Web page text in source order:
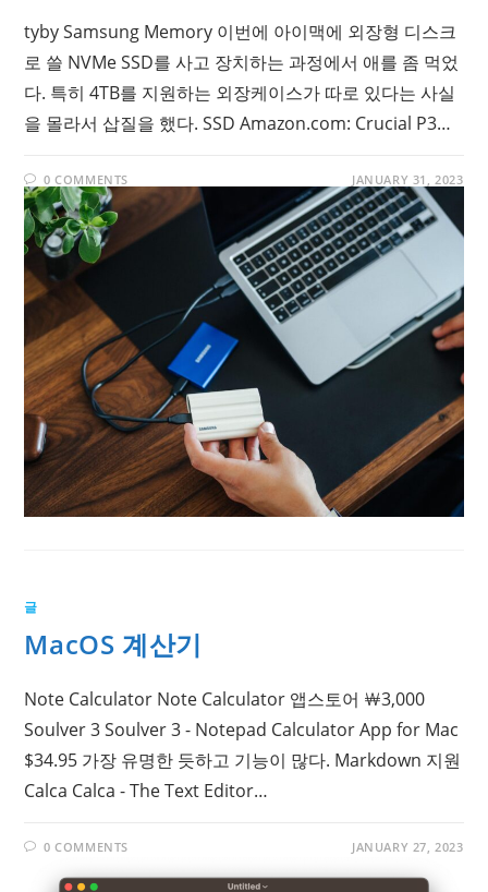
tyby Samsung Memory 이번에 아이맥에 외장형 디스크
로 쓸 NVMe SSD를 사고 장치하는 과정에서 애를 좀 먹었
다. 특히 4TB를 지원하는 외장케이스가 따로 있다는 사실
을 몰라서 삽질을 했다. SSD Amazon.com: Crucial P3…
0 COMMENTS JANUARY 31, 2023
글
MacOS 계산기
Note Calculator Note Calculator 앱스토어 ￦3,000
Soulver 3 Soulver 3 - Notepad Calculator App for Mac
$34.95 가장 유명한 듯하고 기능이 많다. Markdown 지원
Calca Calca - The Text Editor…
0 COMMENTS JANUARY 27, 2023